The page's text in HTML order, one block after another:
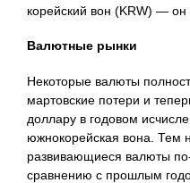
корейский вон (KRW) — он
Валютные рынки
Некоторые валюты
мартовские потери и
доллару в годовом
южнокорейская вона. Тем
развивающиеся валюты
сравнению с прошлым